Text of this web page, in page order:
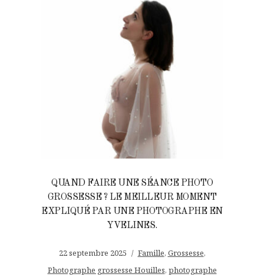
QUAND FAIRE UNE SÉANCE PHOTO
GROSSESSE ? LE MEILLEUR MOMENT
EXPLIQUÉ PAR UNE PHOTOGRAPHE EN
YVELINES.
22 septembre 2025 Famille, Grossesse,
Photographe grossesse Houilles, photographe